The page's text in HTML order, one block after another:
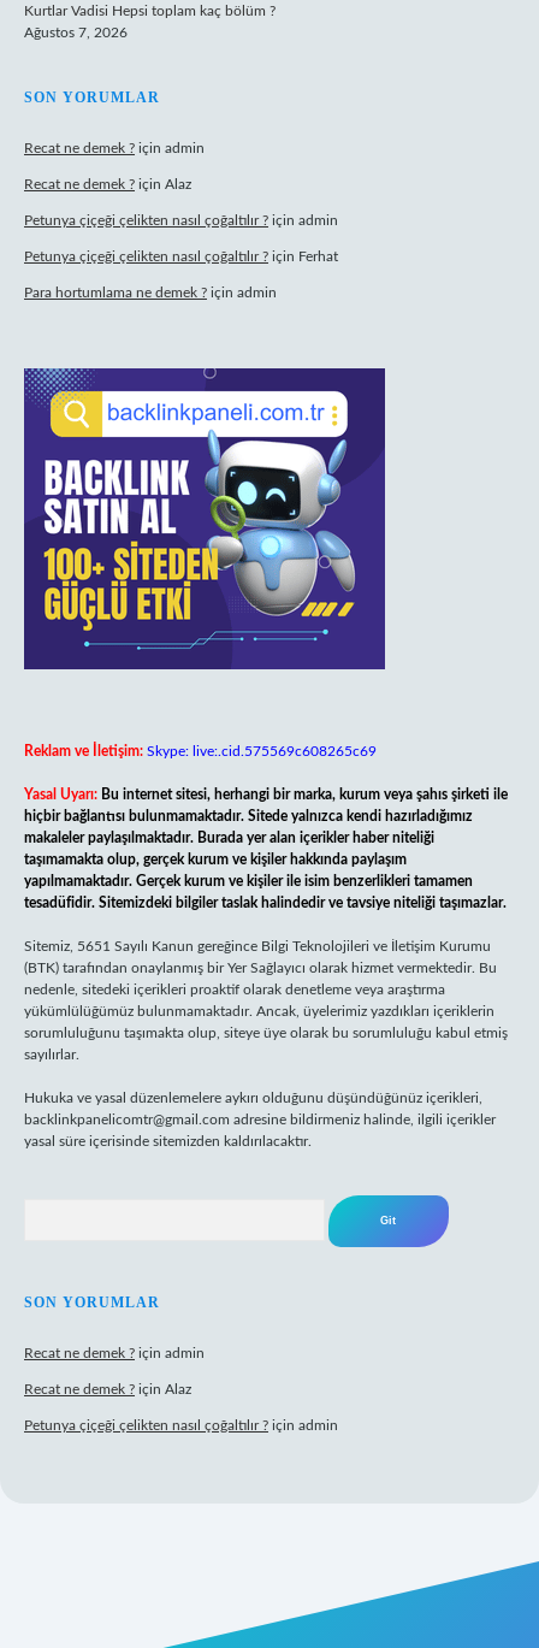
Kurtlar Vadisi Hepsi toplam kaç bölüm ?
Ağustos 7, 2026
SON YORUMLAR
Recat ne demek ? için admin
Recat ne demek ? için Alaz
Petunya çiçeği çelikten nasıl çoğaltılır ? için admin
Petunya çiçeği çelikten nasıl çoğaltılır ? için Ferhat
Para hortumlama ne demek ? için admin
Reklam ve İletişim: Skype: live:.cid.575569c608265c69
Yasal Uyarı: Bu internet sitesi, herhangi bir marka, kurum veya şahıs şirketi ile
hiçbir bağlantısı bulunmamaktadır. Sitede yalnızca kendi hazırladığımız
makaleler paylaşılmaktadır. Burada yer alan içerikler haber niteliği
taşımamakta olup, gerçek kurum ve kişiler hakkında paylaşım
yapılmamaktadır. Gerçek kurum ve kişiler ile isim benzerlikleri tamamen
tesadüfidir. Sitemizdeki bilgiler taslak halindedir ve tavsiye niteliği taşımazlar.
Sitemiz, 5651 Sayılı Kanun gereğince Bilgi Teknolojileri ve İletişim Kurumu
(BTK) tarafından onaylanmış bir Yer Sağlayıcı olarak hizmet vermektedir. Bu
nedenle, sitedeki içerikleri proaktif olarak denetleme veya araştırma
yükümlülüğümüz bulunmamaktadır. Ancak, üyelerimiz yazdıkları içeriklerin
sorumluluğunu taşımakta olup, siteye üye olarak bu sorumluluğu kabul etmiş
sayılırlar.
Hukuka ve yasal düzenlemelere aykırı olduğunu düşündüğünüz içerikleri,
backlinkpanelicomtr@gmail.com adresine bildirmeniz halinde, ilgili içerikler
yasal süre içerisinde sitemizden kaldırılacaktır.
SON YORUMLAR
Recat ne demek ? için admin
Recat ne demek ? için Alaz
Petunya çiçeği çelikten nasıl çoğaltılır ? için admin